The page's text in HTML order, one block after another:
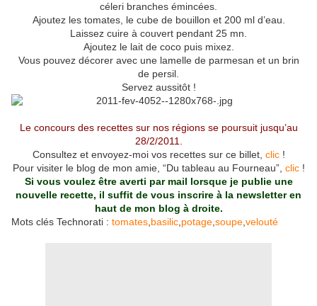
céleri branches émincées.
Ajoutez les tomates, le cube de bouillon et 200 ml d’eau.
Laissez cuire à couvert pendant 25 mn.
Ajoutez le lait de coco puis mixez.
Vous pouvez décorer avec une lamelle de parmesan et un brin
de persil.
Servez aussitôt !
Le concours des recettes sur nos régions se poursuit jusqu’au
28/2/2011.
Consultez et envoyez-moi vos recettes sur ce billet, clic!
Pour visiter le blog de mon amie, “Du tableau au Fourneau”, clic!
Si vous voulez être averti par mail lorsque je publie une
nouvelle recette, il suffit de vous inscrire à la newsletter en
haut de mon blog à droite.
Mots clés Technorati : tomates basilic potage soupe velouté